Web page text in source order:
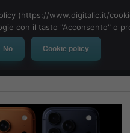
App Automotive Tech-News
(https://www.digitalic.it/
con il tasto "Acconsento" o
No Cookie policy